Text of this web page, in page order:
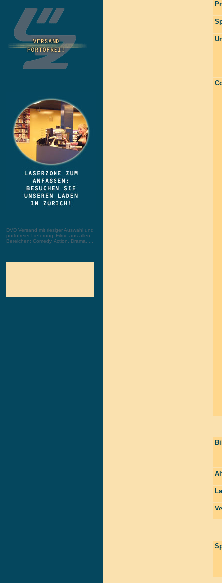
DVD Versand mit riesiger Auswahl und
portofreier Lieferung. Filme aus allen
Bereichen: Comedy, Action, Drama, ...